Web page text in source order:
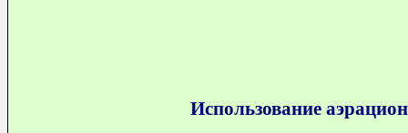
Использование